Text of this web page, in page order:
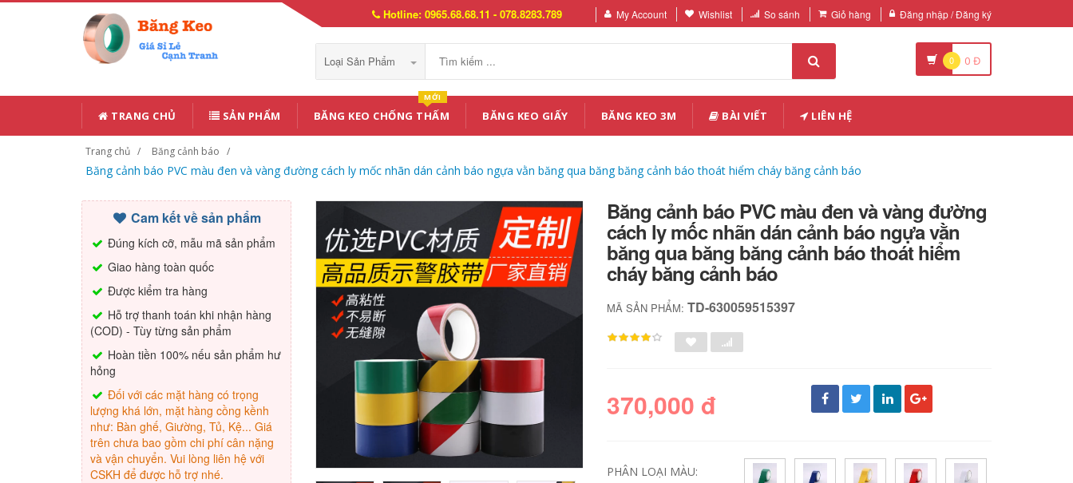
Hotline: 0965.68.68.11 - 078.8283.789 My Account Wishlist So sánh Giỏ hàng Đăng nhập / Đăng ký
Loại Sản Phẩm 0 0 Đ
TRANG CHỦ SẢN PHẨM BĂNG KEO CHỐNG THẤM
MỚI
BĂNG KEO GIẤY BĂNG KEO 3M BÀI VIẾT LIÊN HỆ
Trang chủ Băng cảnh báo
Băng cảnh báo PVC màu đen và vàng đường cách ly mốc nhãn dán cảnh báo ngựa vằn băng qua băng băng cảnh báo thoát hiểm cháy băng cảnh báo
Cam kết về sản phẩm
Đúng kích cỡ, mẫu mã sản phẩm
Giao hàng toàn quốc
Được kiểm tra hàng
Hỗ trợ thanh toán khi nhận hàng
(COD) - Tùy từng sản phẩm
Hoàn tiền 100% nếu sản phẩm hư
hỏng
Đối với các mặt hàng có trọng
lượng khá lớn, mặt hàng cồng kềnh
như: Bàn ghế, Giường, Tủ, Kệ... Giá
trên chưa bao gồm chi phí cân nặng
và vận chuyển. Vui lòng liên hệ với
CSKH để được hỗ trợ nhé.
Băng cảnh báo PVC màu đen và vàng đường
cách ly mốc nhãn dán cảnh báo ngựa vằn
băng qua băng băng cảnh báo thoát hiểm
cháy băng cảnh báo
MÃ SẢN PHẨM:TD-630059515397
370,000 đ
PHÂN LOẠI MÀU: